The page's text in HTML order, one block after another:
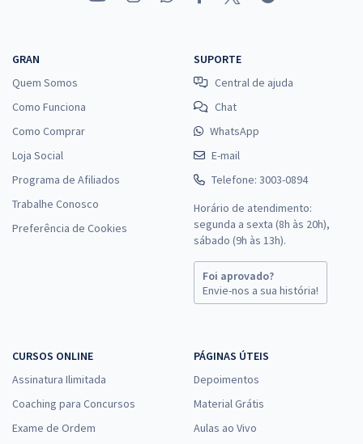
GRAN
Quem Somos
Como Funciona
Como Comprar
Loja Social
Programa de Afiliados
Trabalhe Conosco
Preferência de Cookies
SUPORTE
Central de ajuda
Chat
WhatsApp
E-mail
Telefone: 3003-0894
Horário de atendimento:
segunda a sexta (8h às 20h),
sábado (9h às 13h).
Foi aprovado?
Envie-nos a sua história!
CURSOS ONLINE
Assinatura Ilimitada
Coaching para Concursos
Exame de Ordem
PÁGINAS ÚTEIS
Depoimentos
Material Grátis
Aulas ao Vivo